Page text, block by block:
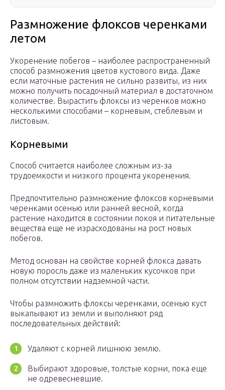
Размножение флоксов черенками
летом
Укоренение побегов – наиболее распространенный
способ размножения цветов кустового вида. Даже
если маточные растения не сильно развиты, из них
можно получить посадочный материал в достаточном
количестве. Вырастить флоксы из черенков можно
несколькими способами – корневым, стеблевым и
листовым.
Корневыми
Способ считается наиболее сложным из-за
трудоемкости и низкого процента укоренения.
Предпочтительно размножение флоксов корневыми
черенками осенью или ранней весной, когда
растение находится в состоянии покоя и питательные
вещества еще не израсходованы на рост новых
побегов.
Метод основан на свойстве корней флокса давать
новую поросль даже из маленьких кусочков при
полном отсутствии надземной части.
Чтобы размножить флоксы черенками, осенью куст
выкапывают из земли и выполняют ряд
последовательных действий:
Удаляют с корней лишнюю землю.
Выбирают здоровые, толстые корни, пока еще
не одревесневшие.